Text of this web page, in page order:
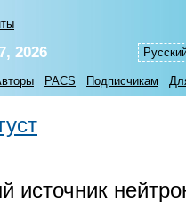
2026
PACS Подписчикам
источник